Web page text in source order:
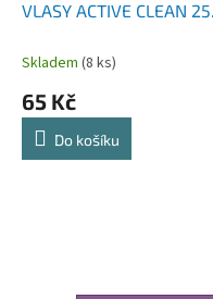
VLASY ACTIVE CLEAN 250
Skladem (8 ks)
65 Kč
Do košíku